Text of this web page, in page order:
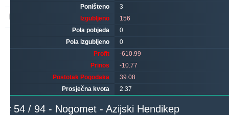
Poništeno
Izgubljeno
Pola pobjeda
Pola izgubljeno
3
156
0
0
Profit
Prinos
Postotak Pogodaka
Prosječna kvota
-610.99
-10.77
39.08
2.37
# 54 / 94 - Nogomet - Azijski Hendikep
5 83